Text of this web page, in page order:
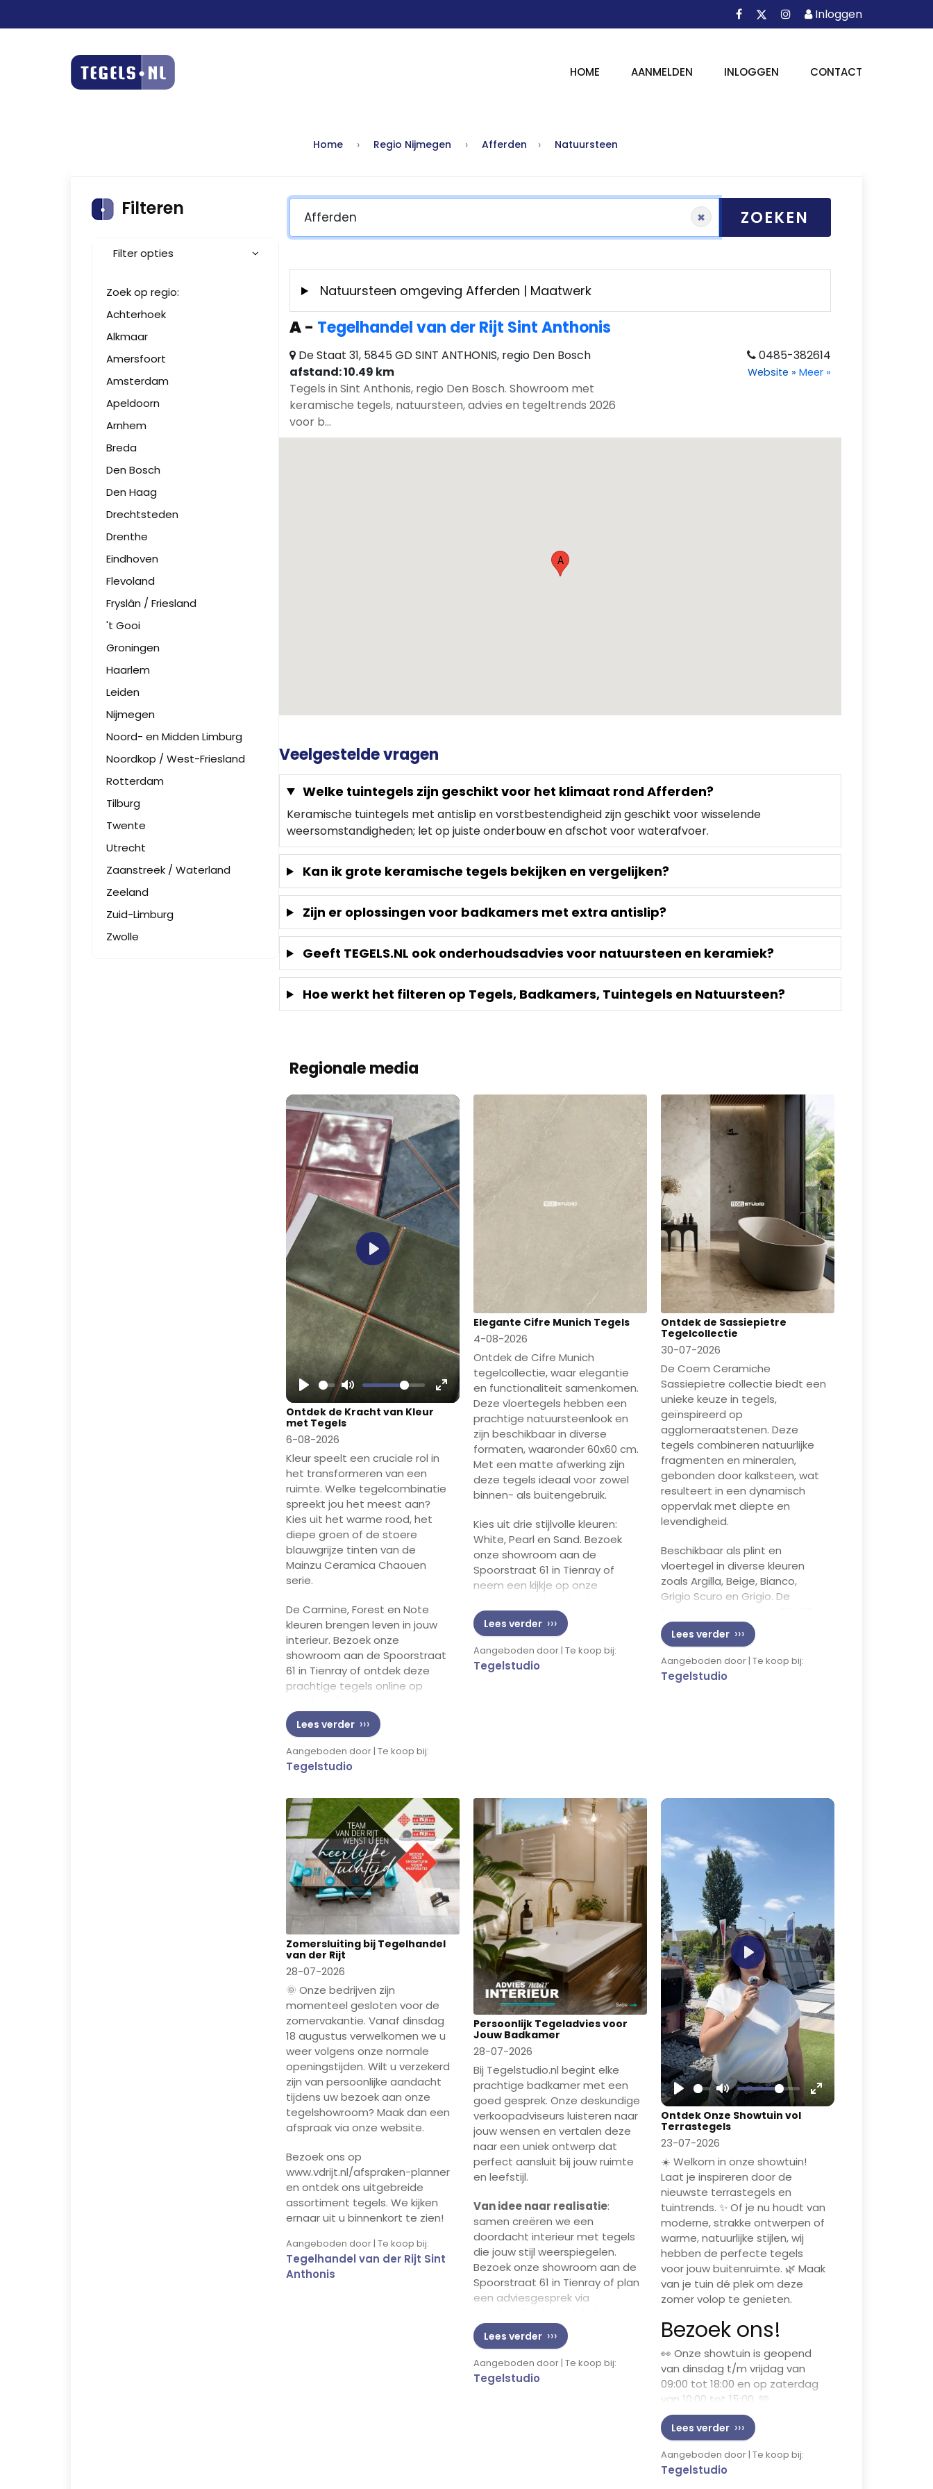
FacebookInstagram
Inloggen
Inloggen
HOME AANMELDEN INLOGGEN CONTACT
Home Regio Nijmegen Afferden Natuursteen
× ZOEKEN
Natuursteen omgeving Afferden | Maatwerk
A- Tegelhandel van der Rijt Sint Anthonis
De Staat 31, 5845 GD SINT ANTHONIS, regio Den Bosch
afstand: 10.49 km
Tegels in Sint Anthonis, regio Den Bosch. Showroom met
keramische tegels, natuursteen, advies en tegeltrends 2026
voor b...
0485-382614
Website » Meer »
A
Veelgestelde vragen
Welke tuintegels zijn geschikt voor het klimaat rond Afferden?
Keramische tuintegels met antislip en vorstbestendigheid zijn geschikt voor wisselende
weersomstandigheden; let op juiste onderbouw en afschot voor waterafvoer.
Kan ik grote keramische tegels bekijken en vergelijken?
Zijn er oplossingen voor badkamers met extra antislip?
Geeft TEGELS.NL ook onderhoudsadvies voor natuursteen en keramiek?
Hoe werkt het filteren op Tegels, Badkamers, Tuintegels en Natuursteen?
Regionale media
Play Mute
Enter
fullscreen
Play
Ontdek de Kracht van Kleur
met Tegels
6-08-2026
Kleur speelt een cruciale rol in
het transformeren van een
ruimte. Welke tegelcombinatie
spreekt jou het meest aan?
Kies uit het warme rood, het
diepe groen of de stoere
blauwgrijze tinten van de
Mainzu Ceramica Chaouen
serie.
De Carmine, Forest en Note
kleuren brengen leven in jouw
interieur. Bezoek onze
showroom aan de Spoorstraat
61 in Tienray of ontdek deze
prachtige tegels online op
door de mogelijkheden en geef
jouw ruimte een unieke
uitstraling!
Lees verder
Aangeboden door | Te koop bij:
Tegelstudio
Elegante Cifre Munich Tegels
4-08-2026
Ontdek de Cifre Munich
tegelcollectie, waar elegantie
en functionaliteit samenkomen.
Deze vloertegels hebben een
prachtige natuursteenlook en
zijn beschikbaar in diverse
formaten, waaronder 60x60 cm.
Met een matte afwerking zijn
deze tegels ideaal voor zowel
binnen- als buitengebruik.
Kies uit drie stijlvolle kleuren:
White, Pearl en Sand. Bezoek
onze showroom aan de
Spoorstraat 61 in Tienray of
neem een kijkje op onze
meer informatie over deze
prachtige tegels.
Lees verder
Aangeboden door | Te koop bij:
Tegelstudio
Ontdek de Sassiepietre
Tegelcollectie
30-07-2026
De Coem Ceramiche
Sassiepietre collectie biedt een
unieke keuze in tegels,
geïnspireerd op
agglomeraatstenen. Deze
tegels combineren natuurlijke
fragmenten en mineralen,
gebonden door kalksteen, wat
resulteert in een dynamisch
oppervlak met diepte en
levendigheid.
Beschikbaar als plint en
vloertegel in diverse kleuren
zoals Argilla, Beige, Bianco,
Grigio Scuro en Grigio. De
cm tot 120,8x120,8 cm. Bezoek
onze showroom aan de
Spoorstraat 61 in Tienray of
neem een kijkje op
tegelstudio.nl.
Lees verder
Aangeboden door | Te koop bij:
Tegelstudio
Zomersluiting bij Tegelhandel
van der Rijt
28-07-2026
🌞 Onze bedrijven zijn
momenteel gesloten voor de
zomervakantie. Vanaf dinsdag
18 augustus verwelkomen we u
weer volgens onze normale
openingstijden. Wilt u verzekerd
zijn van persoonlijke aandacht
tijdens uw bezoek aan onze
tegelshowroom? Maak dan een
afspraak via onze website.
Bezoek ons op
www.vdrijt.nl/afspraken-planner
en ontdek ons uitgebreide
assortiment tegels. We kijken
ernaar uit u binnenkort te zien!
Aangeboden door | Te koop bij:
Tegelhandel van der Rijt Sint
Anthonis
Persoonlijk Tegeladvies voor
Jouw Badkamer
28-07-2026
Bij Tegelstudio.nl begint elke
prachtige badkamer met een
goed gesprek. Onze deskundige
verkoopadviseurs luisteren naar
jouw wensen en vertalen deze
naar een uniek ontwerp dat
perfect aansluit bij jouw ruimte
en leefstijl.
Van idee naar realisatie:
samen creëren we een
doordacht interieur met tegels
die jouw stijl weerspiegelen.
Bezoek onze showroom aan de
Spoorstraat 61 in Tienray of plan
een adviesgesprek via
mogelijkheden voor jouw droom
badkamer met de grootste
tegelcollectie van het zuiden!
Lees verder
Aangeboden door | Te koop bij:
Tegelstudio
Play Mute
Enter
Play
Ontdek Onze Showtuin vol
Terrastegels
23-07-2026
☀️ Welkom in onze showtuin!
Laat je inspireren door de
nieuwste terrastegels en
tuintrends. ✨ Of je nu houdt van
moderne, strakke ontwerpen of
warme, natuurlijke stijlen, wij
hebben de perfecte tegels
voor jouw buitenruimte. 🌿 Maak
van je tuin dé plek om deze
zomer volop te genieten.
Bezoek ons!
👀 Onze showtuin is geopend
van dinsdag t/m vrijdag van
09:00 tot 18:00 en op zaterdag
van 10:00 tot 15:00. 🩵
Tegelstudio – De GROOTSTE
van het zuiden!
Lees verder
Aangeboden door | Te koop bij:
Tegelstudio
Filteren
Filter opties
Zoek op regio:
Achterhoek
Alkmaar
Amersfoort
Amsterdam
Apeldoorn
Arnhem
Breda
Den Bosch
Den Haag
Drechtsteden
Drenthe
Eindhoven
Flevoland
Fryslân / Friesland
't Gooi
Groningen
Haarlem
Leiden
Nijmegen
Noord- en Midden Limburg
Noordkop / West-Friesland
Rotterdam
Tilburg
Twente
Utrecht
Zaanstreek / Waterland
Zeeland
Zuid-Limburg
Zwolle